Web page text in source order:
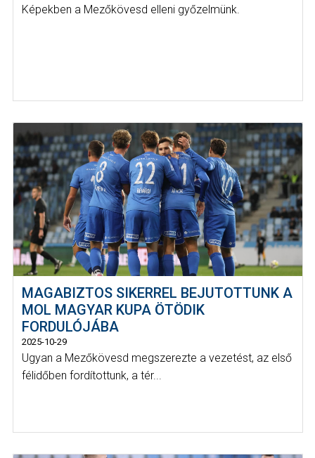
Képekben a Mezőkövesd elleni győzelmünk.
MAGABIZTOS SIKERREL BEJUTOTTUNK A
MOL MAGYAR KUPA ÖTÖDIK
FORDULÓJÁBA
2025-10-29
Ugyan a Mezőkövesd megszerezte a vezetést, az első
félidőben fordítottunk, a tér...